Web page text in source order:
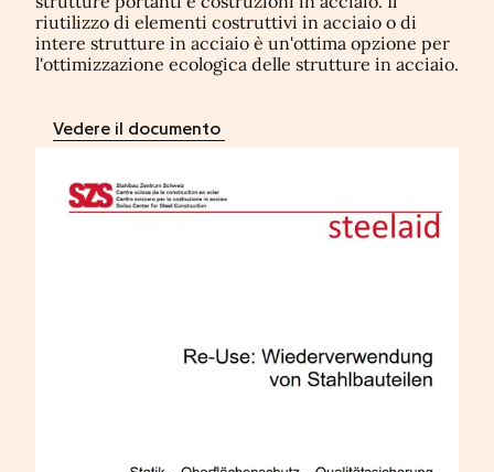
riutilizzo di elementi costruttivi in acciaio o di
intere strutture in acciaio è un'ottima opzione per
l'ottimizzazione ecologica delle strutture in acciaio.
Vedere il documento